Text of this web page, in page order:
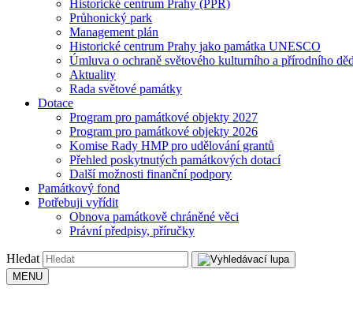
Historické centrum Prahy (PPR)
Průhonický park
Management plán
Historické centrum Prahy jako památka UNESCO
Úmluva o ochraně světového kulturního a přírodního
Aktuality
Rada světové památky
Dotace
Program pro památkové objekty 2027
Program pro památkové objekty 2026
Komise Rady HMP pro udělování grantů
Přehled poskytnutých památkových dotací
Další možnosti finanční podpory
Památkový fond
Potřebuji vyřídit
Obnova památkově chráněné věci
Právní předpisy, příručky
Hledat
MENU